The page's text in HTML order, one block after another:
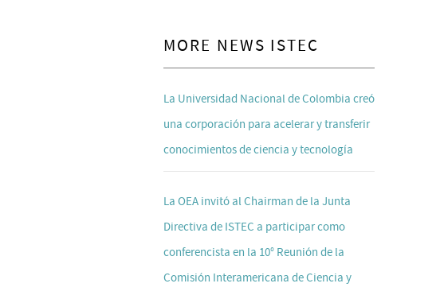
MORE NEWS ISTEC
La Universidad Nacional de Colombia creó
una corporación para acelerar y transferir
conocimientos de ciencia y tecnología
La OEA invitó al Chairman de la Junta
Directiva de ISTEC a participar como
conferencista en la 10° Reunión de la
Comisión Interamericana de Ciencia y